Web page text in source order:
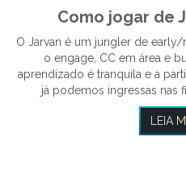
Como jogar de
O Jarvan é um jungler de
o engage, CC em área e
aprendizado é tranquila e a
já podemos ingressas nas
LEIA